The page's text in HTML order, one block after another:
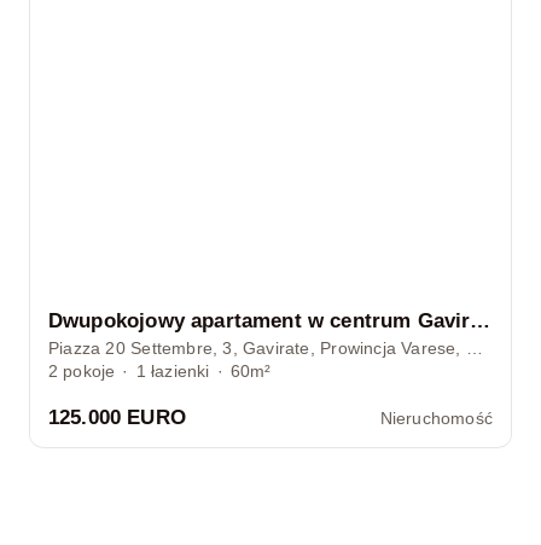
Dwupokojowy apartament w centrum Gavirate – idealna inwestycja z gwarantowanym dochodem
2 pokoje · 1 łazienki · 60m²
125.000 EURO Nieruchomość